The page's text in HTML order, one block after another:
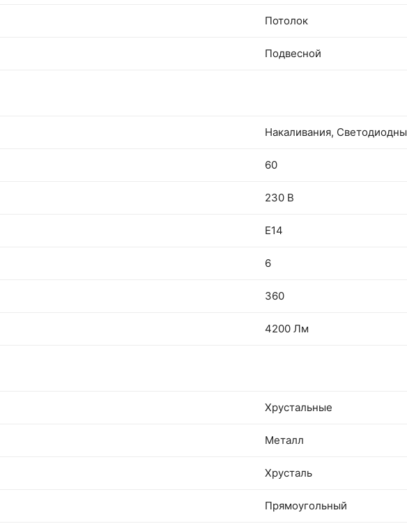
Потолок
Подвесной
Накаливания,
60
230 В
E14
6
360
4200 Лм
Хрустальные
Металл
Хрусталь
Прямоугольный